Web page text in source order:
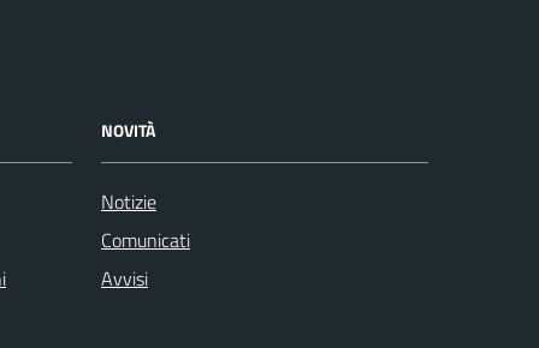
NOVITÀ
Notizie
Comunicati
Avvisi